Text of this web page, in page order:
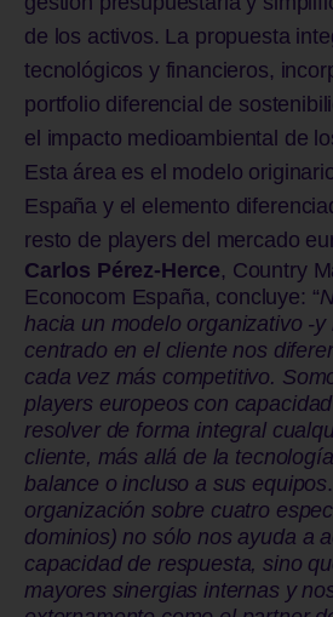
de los activos. La propuesta
tecnológicos y financieros,
portfolio diferencial de
el impacto medioambiental de
Esta área es el modelo
España y el elemento
resto de players del mercado
Carlos Pérez-Herce, Country
Econocom España, concluye: “
hacia un modelo organizativo -
centrado en el cliente nos
cada vez más competitivo.
players europeos con
resolver de forma integral
cliente, más allá de la
balance o incluso a sus equipos.
organización sobre cuatro
dominios) no sólo nos ayuda a
capacidad de respuesta, sino
mayores sinergias internas y